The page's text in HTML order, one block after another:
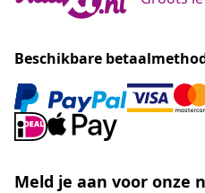
Beschikbare
Meld je aan voor onze